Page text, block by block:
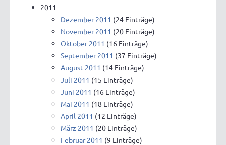
2011
Dezember 2011 (24 Einträge)
November 2011 (20 Einträge)
Oktober 2011 (16 Einträge)
September 2011 (37 Einträge)
August 2011 (14 Einträge)
Juli 2011 (15 Einträge)
Juni 2011 (16 Einträge)
Mai 2011 (18 Einträge)
April 2011 (12 Einträge)
März 2011 (20 Einträge)
Februar 2011 (9 Einträge)